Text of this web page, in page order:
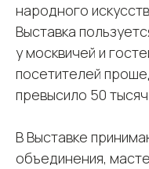
народного
Выставка
у москвичей и
посетителей
превысило 50
В Выставке
объединения,